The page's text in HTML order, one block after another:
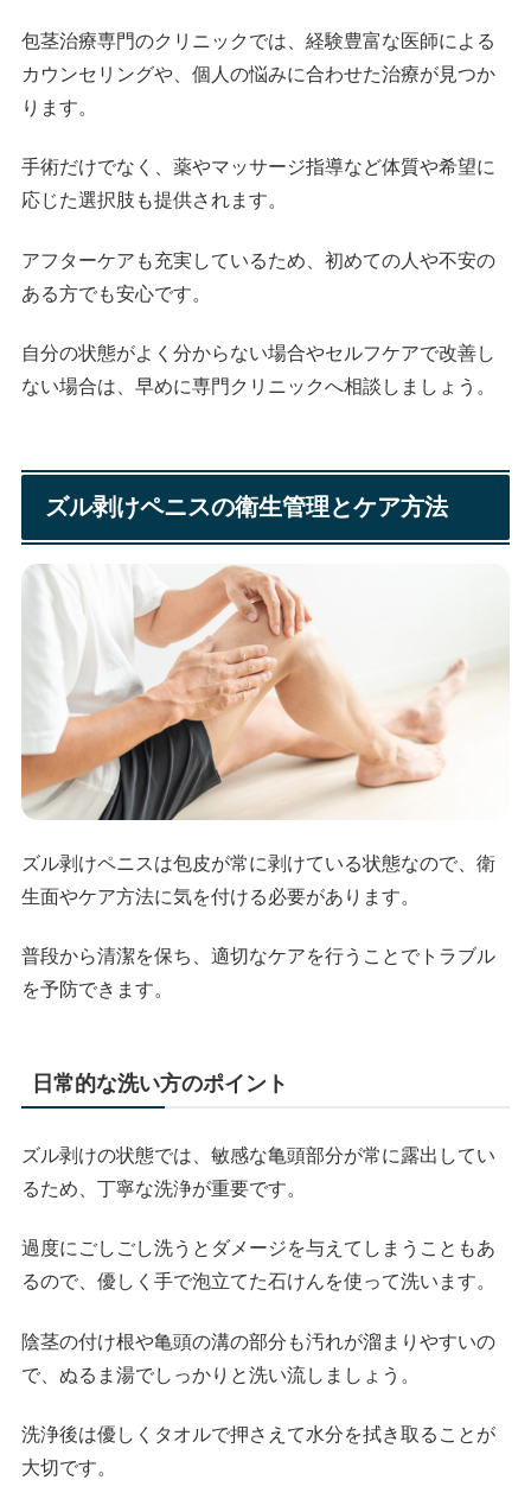
包茎治療専門のクリニックでは、経験豊富な医師による
カウンセリングや、個人の悩みに合わせた治療が見つか
ります。
手術だけでなく、薬やマッサージ指導など体質や希望に
応じた選択肢も提供されます。
アフターケアも充実しているため、初めての人や不安の
ある方でも安心です。
自分の状態がよく分からない場合やセルフケアで改善し
ない場合は、早めに専門クリニックへ相談しましょう。
ズル剥けペニスの衛生管理とケア方法
ズル剥けペニスは包皮が常に剥けている状態なので、衛
生面やケア方法に気を付ける必要があります。
普段から清潔を保ち、適切なケアを行うことでトラブル
を予防できます。
日常的な洗い方のポイント
ズル剥けの状態では、敏感な亀頭部分が常に露出してい
るため、丁寧な洗浄が重要です。
過度にごしごし洗うとダメージを与えてしまうこともあ
るので、優しく手で泡立てた石けんを使って洗います。
陰茎の付け根や亀頭の溝の部分も汚れが溜まりやすいの
で、ぬるま湯でしっかりと洗い流しましょう。
洗浄後は優しくタオルで押さえて水分を拭き取ることが
大切です。